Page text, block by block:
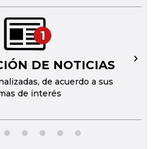
1
DE NOTICIAS
de acuerdo a sus
de interés
→